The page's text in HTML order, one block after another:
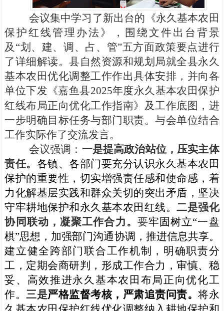
会议集中学习了新出台的《永久基本农田
保护红线管理办法》，围绕文件出台背景
及“划、建、调、占、管”五方面政策要点进行
了详细解读。县自然资源和规划局就全县永久
基本农田优化调整工作作出具体安排，并向各
单位下发《嘉鱼县2025年度永久基本农田保护
红线布局正向优化工作指南》及工作底图，进
一步明确目标任务与部门职责。与会单位结合
工作实际作了交流发言。
会议强调： 一是提高政治站位，压实主体
责任。 各镇、各部门要充分认识永久基本农田
保护的重要性，切实增强责任感和使命感，着
力化解基层实践和群众关切的突出矛盾，坚决
守牢耕地保护和永久基本农田红线。二是强化
协同联动，凝聚工作合力。 要牢固树立“一盘
棋”思想，加强部门沟通协调，推进信息共享。
建立健全跨部门联合工作机制，明确职责分
工，定期会商研判，形成工作合力，审慎、稳
妥、高效推进永久基本农田布局正向优化工
作。三是严格监督考核，严肃追责问责。将永